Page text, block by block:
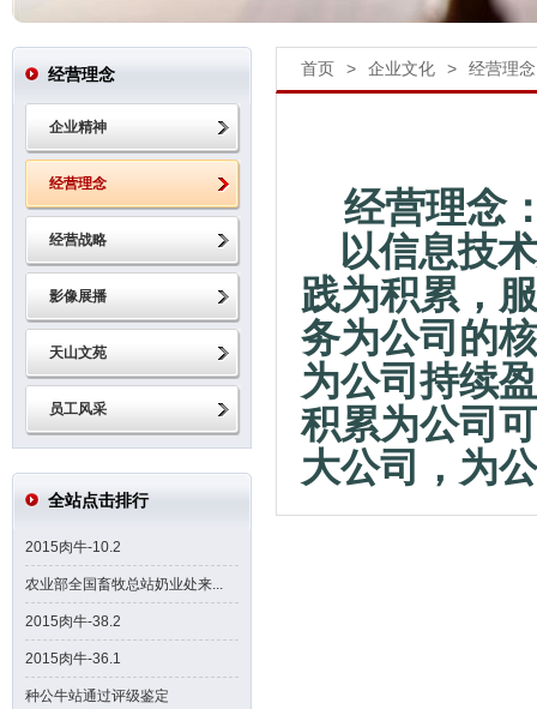
经营理念
企业精神
经营理念
经营战略
影像展播
天山文苑
员工风采
全站点击排行
2015肉牛-10.2
农业部全国畜牧总站奶业处来...
2015肉牛-38.2
2015肉牛-36.1
种公牛站通过评级鉴定
首页 > 企业文化 > 经营理念
经营理念
以信息技
践为积累，
务为公司的
为公司持续
积累为公司
大公司，为